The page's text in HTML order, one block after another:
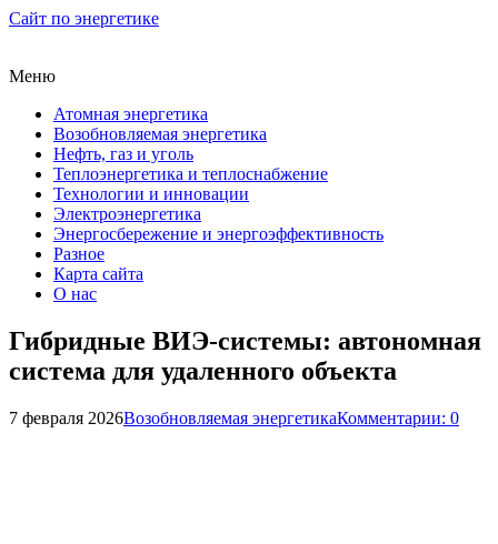
Сайт по энергетике
Меню
Атомная энергетика
Возобновляемая энергетика
Нефть, газ и уголь
Теплоэнергетика и теплоснабжение
Технологии и инновации
Электроэнергетика
Энергосбережение и энергоэффективность
Разное
Карта сайта
О нас
Гибридные ВИЭ-системы: автономная
система для удаленного объекта
7 февраля 2026Возобновляемая энергетикаКомментарии: 0